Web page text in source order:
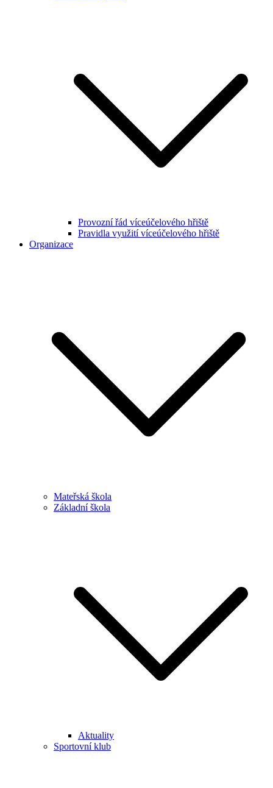
Provozní řád víceúčelového hřiště
Pravidla využití víceúčelového hřiště
Organizace
Mateřská škola
Základní škola
Aktuality
Sportovní klub